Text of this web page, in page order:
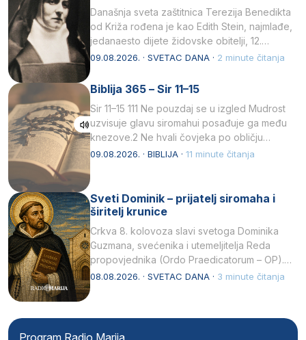
Današnja sveta zaštitnica Terezija Benedikta
od Križa rođena je kao Edith Stein, najmlađe,
jedanaesto dijete židovske obitelji, 12.
listopada 1891, u Wrocławu…
09.08.2026. · SVETAC DANA · 2 minute čitanja
Biblija 365 – Sir 11–15
Sir 11–15 111 Ne pouzdaj se u izgled Mudrost
uzvisuje glavu siromahui posađuje ga među
knezove.2 Ne hvali čovjeka po obličju
njegovui…
09.08.2026. · BIBLIJA · 11 minute čitanja
Sveti Dominik – prijatelj siromaha i
širitelj krunice
Crkva 8. kolovoza slavi svetoga Dominika
Guzmana, svećenika i utemeljitelja Reda
propovjednika (Ordo Praedicatorum – OP).
Svojim životom, dubokom ljubavlju prema
08.08.2026. · SVETAC DANA · 3 minute čitanja
Program Radio Marija